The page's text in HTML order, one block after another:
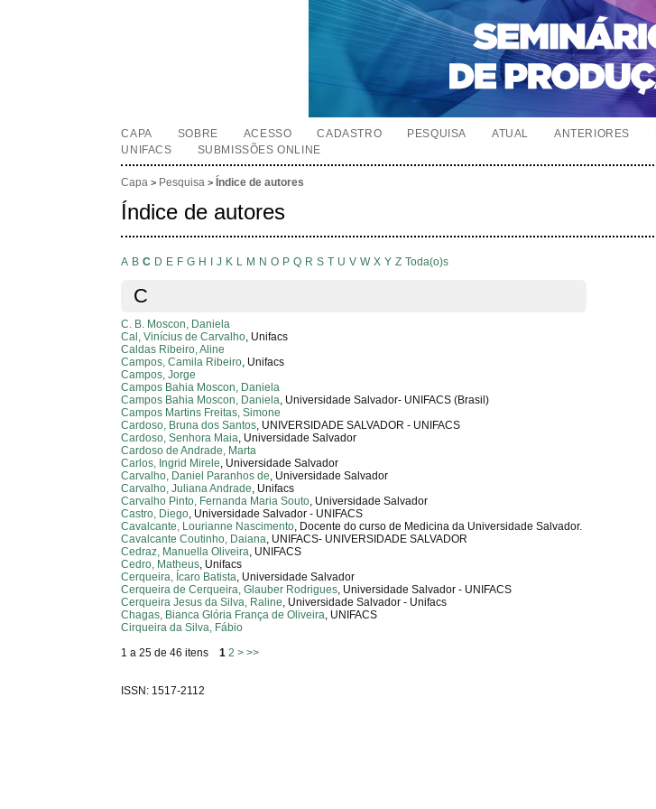
CAPA SOBRE ACESSO CADASTRO PESQUISA ATUAL ANTERIORES
UNIFACS
SUBMISSÕES ONLINE
Capa > Pesquisa > Índice de autores
Índice de autores
A B C D E F G H J K L M N O P Q R S T U V W X Y Z Toda(o)s
C
C. B. Moscon, Daniela
Cal, Vinícius de Carvalho , Unifacs
Caldas Ribeiro, Aline
Campos, Camila Ribeiro , Unifacs
Campos, Jorge
Campos Bahia Moscon, Daniela
Campos Bahia Moscon, Daniela , Universidade Salvador- UNIFACS (Brasil)
Campos Martins Freitas, Simone
Cardoso, Bruna dos Santos , UNIVERSIDADE SALVADOR - UNIFACS
Cardoso, Senhora Maia , Universidade Salvador
Cardoso de Andrade, Marta
Carlos, Ingrid Mirele , Universidade Salvador
Carvalho, Daniel Paranhos de , Universidade Salvador
Carvalho, Juliana Andrade , Unifacs
Carvalho Pinto, Fernanda Maria Souto , Universidade Salvador
Castro, Diego , Universidade Salvador - UNIFACS
Cavalcante, Lourianne Nascimento , Docente do curso de Medicina da Universidade Salvador.
Cavalcante Coutinho, Daiana , UNIFACS- UNIVERSIDADE SALVADOR
Cedraz, Manuella Oliveira , UNIFACS
Cedro, Matheus , Unifacs
Cerqueira, Ícaro Batista , Universidade Salvador
Cerqueira de Cerqueira, Glauber Rodrigues , Universidade Salvador - UNIFACS
Cerqueira Jesus da Silva, Raline , Universidade Salvador - Unifacs
Chagas, Bianca Glória França de Oliveira , UNIFACS
Cirqueira da Silva, Fábio
1 a 25 de 46 itens1 2 > >>
ISSN: 1517-2112